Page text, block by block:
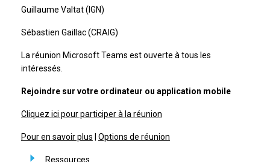
Guillaume Valtat (IGN)
Sébastien Gaillac (CRAIG)
La réunion Microsoft Teams est ouverte à tous les
intéressés.
Rejoindre sur votre ordinateur ou application mobile
Cliquez ici pour participer à la réunion
Pour en savoir plus Options de réunion
Ressources